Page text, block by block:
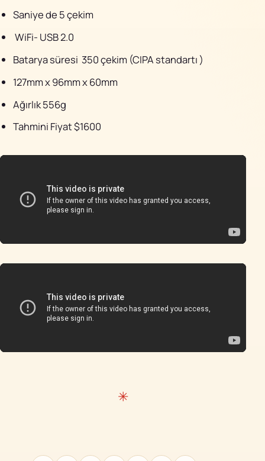
Saniye de 5 çekim
WiFi- USB 2.0
Batarya süresi 350 çekim (CIPA standartı )
127mm x 96mm x 60mm
Ağırlık 556g
Tahmini Fiyat $1600